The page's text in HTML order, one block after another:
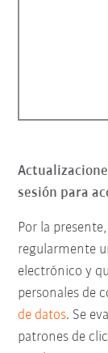
sesión para
Por la
regularmente
electrónico y
personales de
de datos. Se
patrones de